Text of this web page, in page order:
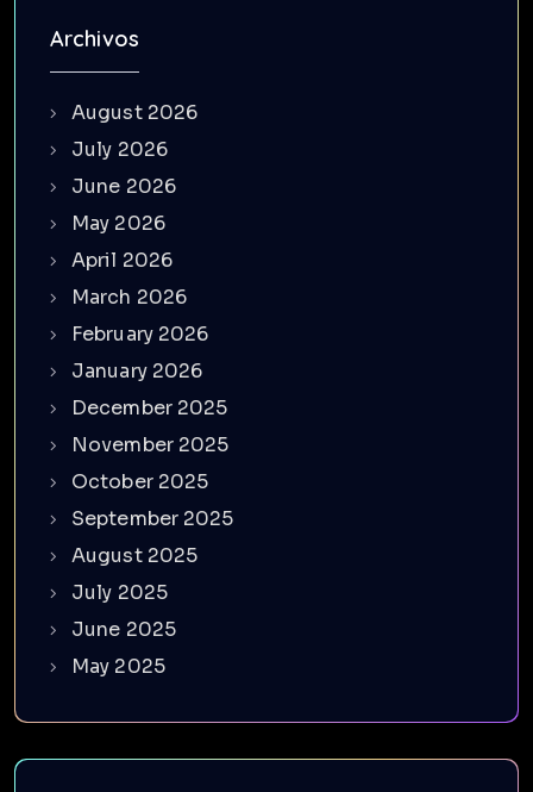
Archivos
August 2026
July 2026
June 2026
May 2026
April 2026
March 2026
February 2026
January 2026
December 2025
November 2025
October 2025
September 2025
August 2025
July 2025
June 2025
May 2025